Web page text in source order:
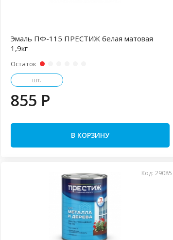
Эмаль ПФ-115 ПРЕСТИЖ белая матовая
1,9кг
Остаток
шт.
855 P
В КОРЗИНУ
Код: 29085